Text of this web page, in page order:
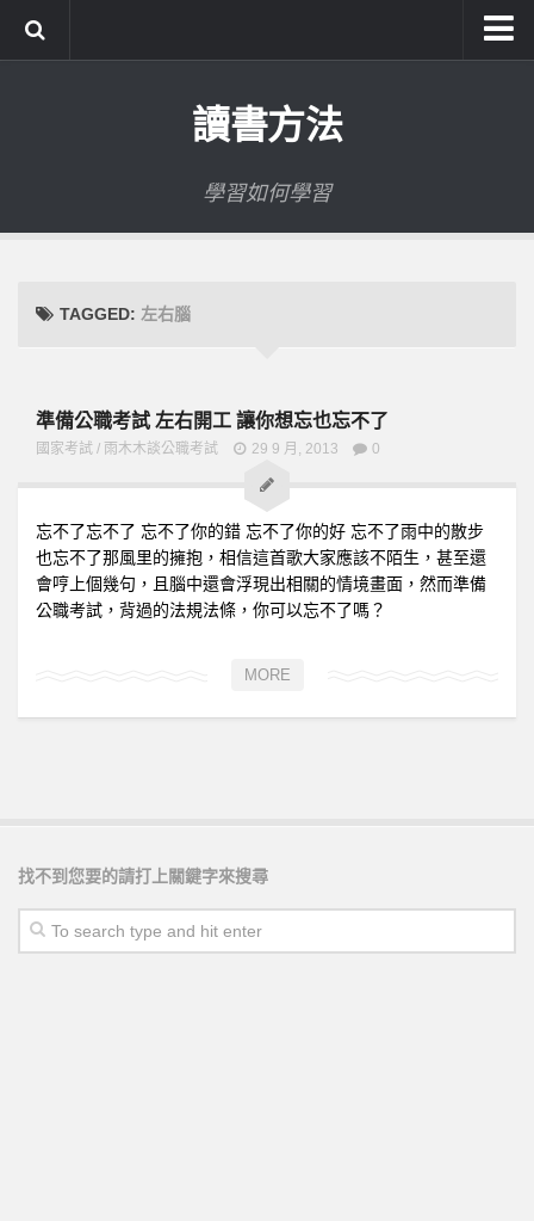
讀書方法
學習如何學習
TAGGED: 左右腦
準備公職考試 左右開工 讓你想忘也忘不了
國家考試 / 雨木木談公職考試 29 9 月, 2013 0
忘不了忘不了 忘不了你的錯 忘不了你的好 忘不了雨中的散步
也忘不了那風里的擁抱，相信這首歌大家應該不陌生，甚至還
會哼上個幾句，且腦中還會浮現出相關的情境畫面，然而準備
公職考試，背過的法規法條，你可以忘不了嗎？
MORE
找不到您要的請打上關鍵字來搜尋